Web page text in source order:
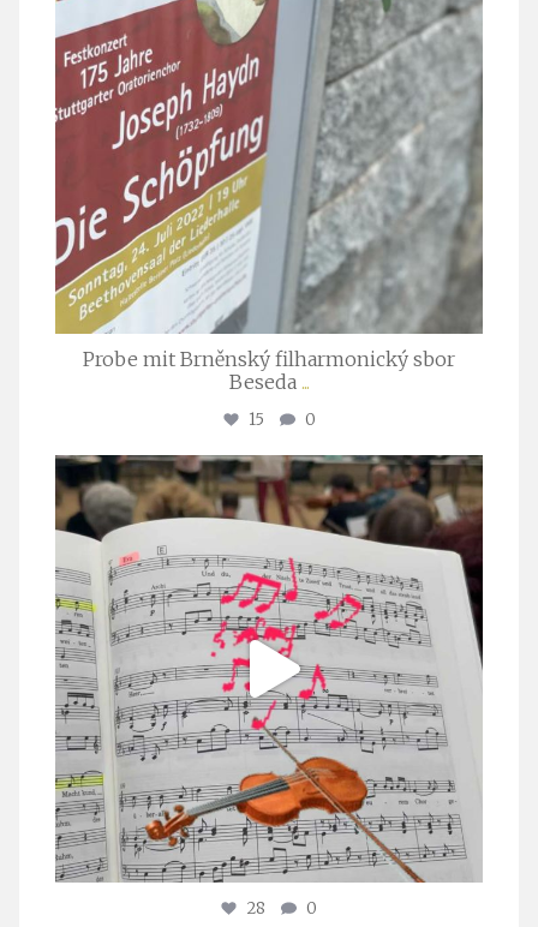
Probe mit Brněnský filharmonický sbor
Beseda ...
15 0
stuttgarter_oratorienchor
Juli 23
28 0